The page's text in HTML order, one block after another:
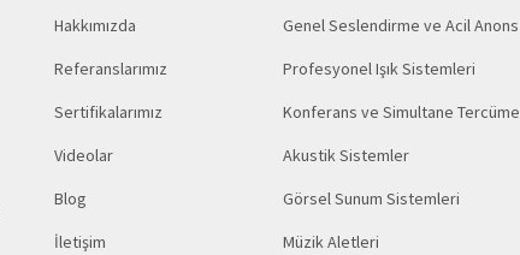
Hakkımızda
Referanslarımız
Sertifikalarımız
Videolar
Blog
İletişim
Genel Seslendirme ve Acil Anons
Profesyonel Işık Sistemleri
Konferans ve Simultane Tercüme
Akustik Sistemler
Görsel Sunum Sistemleri
Müzik Aletleri